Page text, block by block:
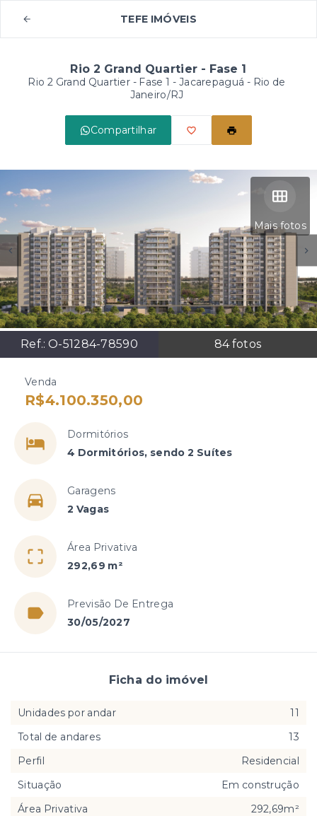
TEFE IMÓVEIS
Rio 2 Grand Quartier - Fase 1
Rio 2 Grand Quartier - Fase 1 - Jacarepaguá - Rio de
Janeiro/RJ
Compartilhar
Mais fotos
Ref.:O-51284-78590 84fotos
Venda
R$4.100.350,00
Dormitórios
4 Dormitórios, sendo 2 Suítes
Garagens
2 Vagas
Área Privativa
292,69 m²
Previsão De Entrega
30/05/2027
Ficha do imóvel
Unidades por andar
11
Total de andares
13
Perfil
Residencial
Situação
Em construção
Área Privativa
292,69m²